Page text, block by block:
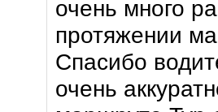
очень много
протяжении
Спасибо
очень